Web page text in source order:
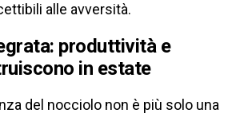
alle avversità.
produttività e
in estate
del nocciolo non è più solo una